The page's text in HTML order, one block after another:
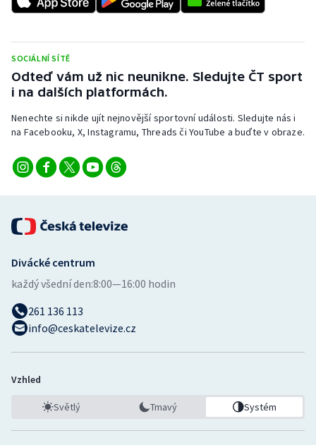
SOCIÁLNÍ SÍTĚ
Odteď vám už nic neunikne. Sledujte ČT sport
i na dalších platformách.
Nenechte si nikde ujít nejnovější sportovní události. Sledujte nás i
na Facebooku, X, Instagramu, Threads či YouTube a buďte v obraze.
Divácké centrum
každý všední den:8:00—16:00 hodin
261 136 113
info@ceskatelevize.cz
Vzhled
Světlý Tmavý Systém